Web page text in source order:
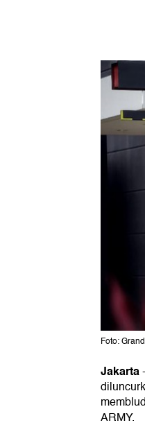
Foto:
Jakarta-
ARMY.